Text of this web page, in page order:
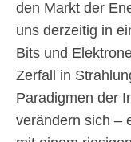
den Markt der
uns derzeitig in
Bits und
Zerfall in
Paradigmen der
verändern sich –